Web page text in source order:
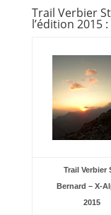
Trail Verbier
l’édition 2015 :
Trail Verbier
Bernard – X-
2015